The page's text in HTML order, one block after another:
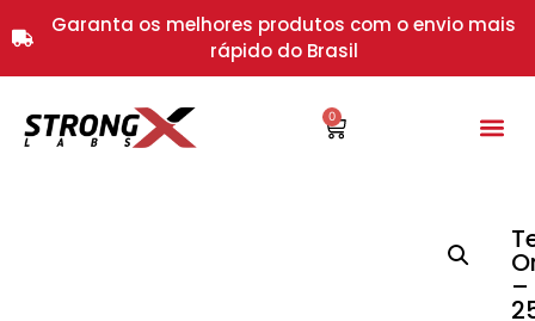
Garanta os melhores produtos com o envio mais
rápido do Brasil
0
–